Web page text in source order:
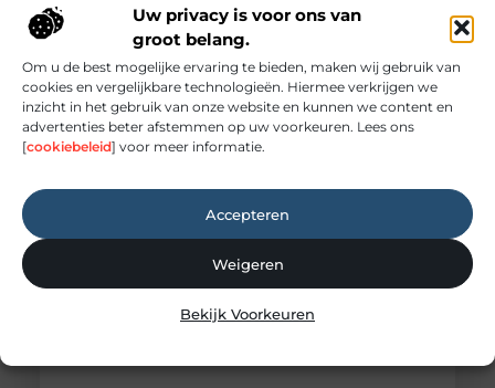
Uw privacy is voor ons van
groot belang.
Om u de best mogelijke ervaring te bieden, maken wij gebruik van
cookies en vergelijkbare technologieën. Hiermee verkrijgen we
inzicht in het gebruik van onze website en kunnen we content en
advertenties beter afstemmen op uw voorkeuren. Lees ons
[cookiebeleid] voor meer informatie.
Accepteren
Weigeren
Bekijk Voorkeuren
insecten. Toch is niet iedere beschadiging direct
bewijs van een actieve aantasting. Wie zekerheid
wil, doet er verstandig aan om sporen zorgvuldig te
laten beoordelen. Professionele Houtworm
bestrijding begint daarom niet met behandelen,
maar met vaststellen wat